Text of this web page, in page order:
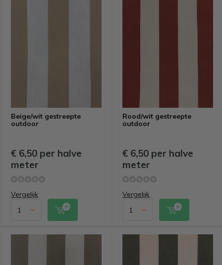
Beige/wit gestreepte
outdoor
€ 6,50 per halve
meter
Vergelijk
Rood/wit gestreepte
outdoor
€ 6,50 per halve
meter
Vergelijk